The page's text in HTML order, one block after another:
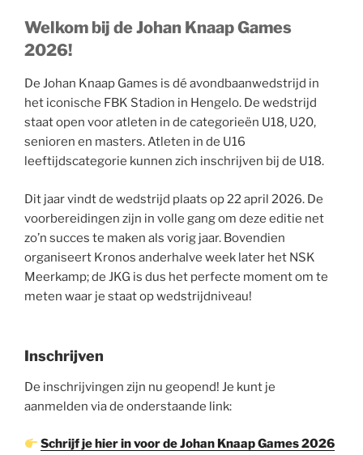
Welkom bij de Johan Knaap Games
2026!
De Johan Knaap Games is dé avondbaanwedstrijd in
het iconische FBK Stadion in Hengelo. De wedstrijd
staat open voor atleten in de categorieën U18, U20,
senioren en masters. Atleten in de U16
leeftijdscategorie kunnen zich inschrijven bij de U18.
Dit jaar vindt de wedstrijd plaats op 22 april 2026. De
voorbereidingen zijn in volle gang om deze editie net
zo’n succes te maken als vorig jaar. Bovendien
organiseert Kronos anderhalve week later het NSK
Meerkamp; de JKG is dus het perfecte moment om te
meten waar je staat op wedstrijdniveau!
Inschrijven
De inschrijvingen zijn nu geopend! Je kunt je
aanmelden via de onderstaande link:
Schrijf je hier in voor de Johan Knaap Games 2026